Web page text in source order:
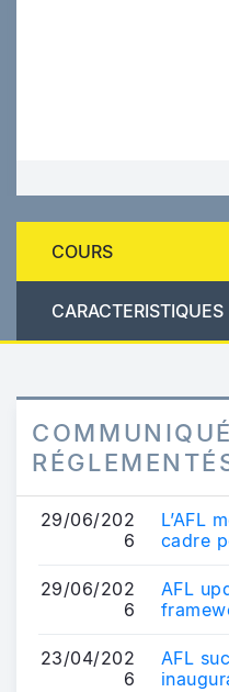
COURS
CARACTERISTIQUES
29/06/202
6
L’AFL
cadre
le ...
29/06/202
6
AFL
bond
23/04/202
6
AFL